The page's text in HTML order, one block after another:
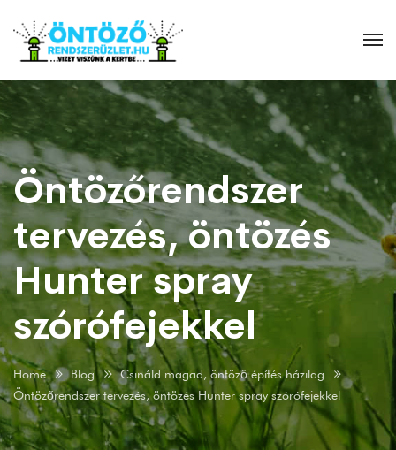
Öntözőrendszer
tervezés, öntözés
Hunter spray
szórófejekkel
Home Blog
Csináld magad, öntöző építés házilag
Öntözőrendszer tervezés, öntözés Hunter spray szórófejekkel